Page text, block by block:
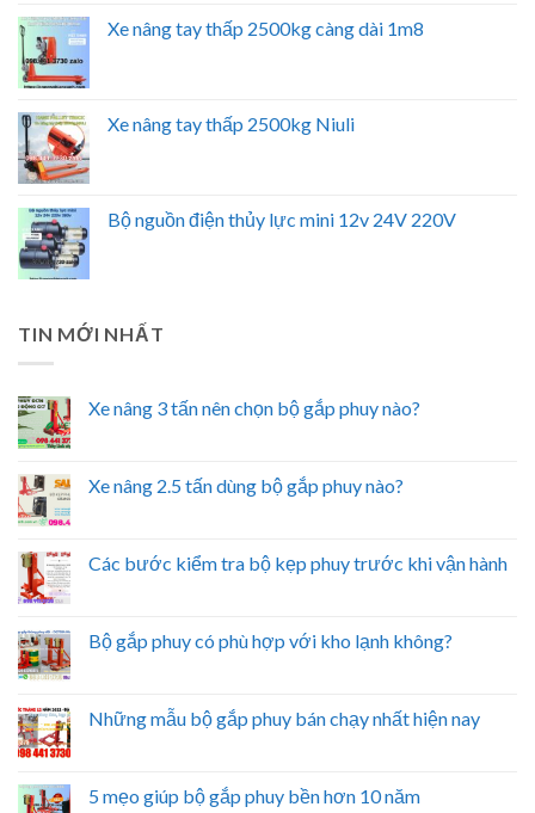
Xe nâng tay thấp 2500kg càng dài 1m8
Xe nâng tay thấp 2500kg Niuli
Bộ nguồn điện thủy lực mini 12v 24V 220V
TIN MỚI NHẤT
Xe nâng 3 tấn nên chọn bộ gắp phuy nào?
Xe nâng 2.5 tấn dùng bộ gắp phuy nào?
Các bước kiểm tra bộ kẹp phuy trước khi vận hành
Bộ gắp phuy có phù hợp với kho lạnh không?
Những mẫu bộ gắp phuy bán chạy nhất hiện nay
5 mẹo giúp bộ gắp phuy bền hơn 10 năm